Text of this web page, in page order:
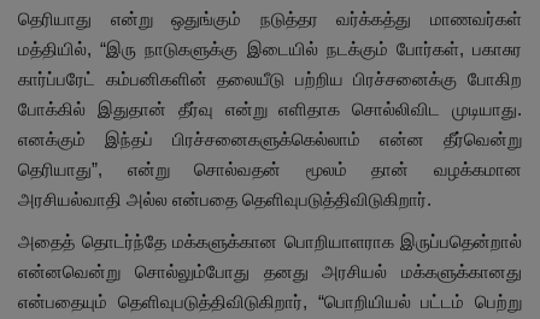
தெரியாது என்று ஒதுங்கும் நடுத்தர வர்க்கத்து மாணவர்கள்
மத்தியில், “இரு நாடுகளுக்கு இடையில் நடக்கும் போர்கள், பகாசுர
கார்ப்பரேட் கம்பனிகளின் தலையீடு பற்றிய பிரச்சனைக்கு போகிற
போக்கில் இதுதான் தீர்வு என்று எளிதாக சொல்லிவிட முடியாது.
எனக்கும் இந்தப் பிரச்சனைகளுக்கெல்லாம் என்ன தீர்வென்று
தெரியாது”, என்று சொல்வதன் மூலம் தான் வழக்கமான
அரசியல்வாதி அல்ல என்பதை தெளிவுபடுத்திவிடுகிறார்.
அதைத் தொடர்ந்தே மக்களுக்கான பொறியாளராக இருப்பதென்றால்
என்னவென்று சொல்லும்போது தனது அரசியல் மக்களுக்கானது
என்பதையும் தெளிவுபடுத்திவிடுகிறார், “பொறியியல் பட்டம் பெற்று